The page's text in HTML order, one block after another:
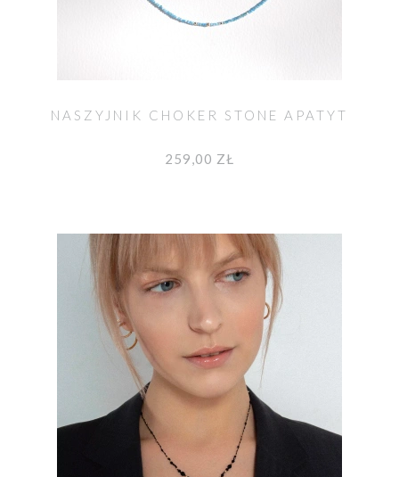
NASZYJNIK CHOKER STONE APATYT
259,00 ZŁ